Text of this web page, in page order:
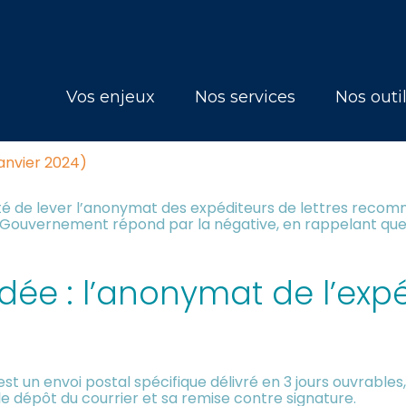
Vos enjeux Nos services Nos
: FIN DE L’ANONYMAT DE
2024)
de lever l’anonymat des expéditeurs de lettres
répond par la négative, en rappelant
: l’anonymat de
un envoi postal spécifique délivré en 3 jours
dépôt du courrier et sa remise contre signature.